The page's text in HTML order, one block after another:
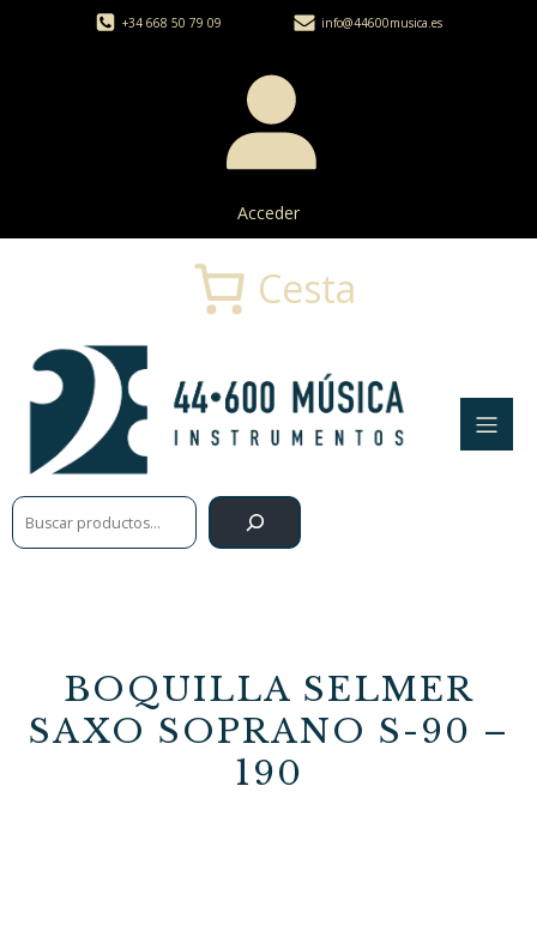
+34 668 50 79 09 info@44600musica.es
Acceder
Buscar
Cesta
BOQUILLA SELMER
SAXO SOPRANO S-90 –
190